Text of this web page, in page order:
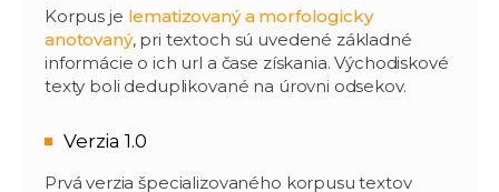
Korpus je lematizovaný a morfologicky
anotovaný, pri textoch sú uvedené základné
informácie o ich url a čase získania. Východiskové
texty boli deduplikované na úrovni odsekov.
Verzia 1.0
Prvá verzia špecializovaného korpusu textov